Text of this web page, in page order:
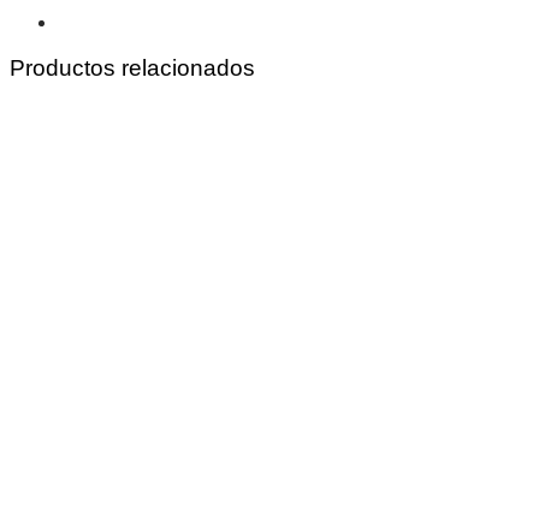
Productos relacionados